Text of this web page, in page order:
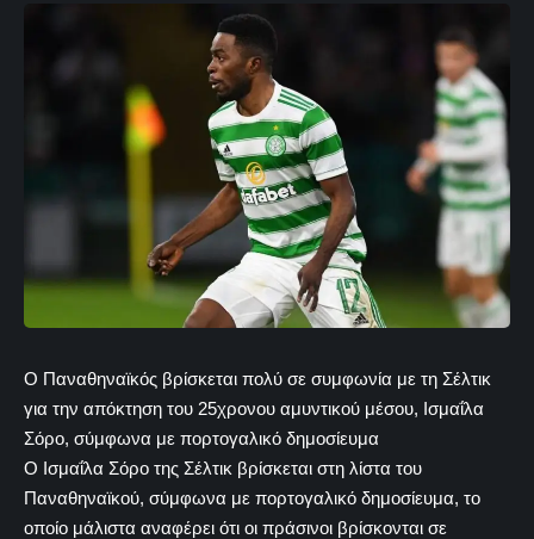
Ο Παναθηναϊκός βρίσκεται πολύ σε συμφωνία με τη Σέλτικ
για την απόκτηση του 25χρονου αμυντικού μέσου, Ισμαΐλα
Σόρο, σύμφωνα με πορτογαλικό δημοσίευμα
Ο Ισμαΐλα Σόρο της Σέλτικ βρίσκεται στη λίστα του
Παναθηναϊκού, σύμφωνα με πορτογαλικό δημοσίευμα, το
οποίο μάλιστα αναφέρει ότι οι πράσινοι βρίσκονται σε